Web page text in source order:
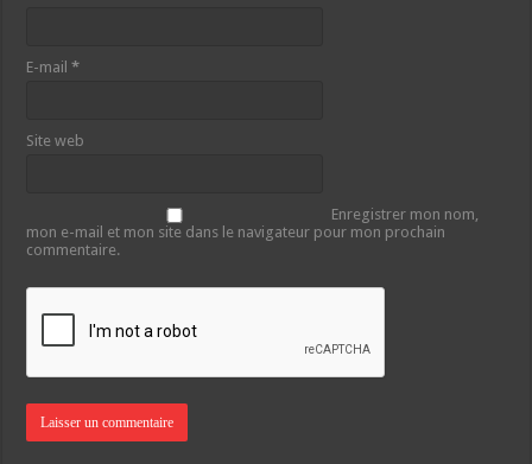
E-mail*
Site web
Enregistrer mon nom,
mon e-mail et mon site dans le navigateur pour mon prochain
commentaire.